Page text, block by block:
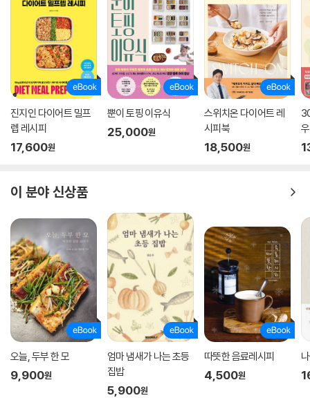
진지인 다이어트 밀프
렙 레시피
17,600원
뿐이 토핑 이유식
25,000원
스위치온 다이어트 레
시피북
18,500원
이 분야 신상품
오늘, 두부 한 모
9,900원
엄마 냄새가 나는 초등
집밥
5,900원
따뜻한 음료레시피
4,500원